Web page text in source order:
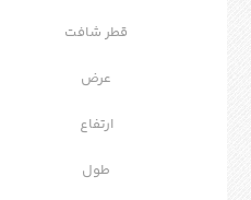
قطر شافت
عرض
ارتفاع
طول